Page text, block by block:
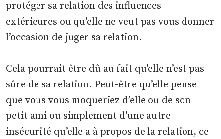
protéger sa relation des influences
extérieures ou qu’elle ne veut pas vous donner
l’occasion de juger sa relation.
Cela pourrait être dû au fait qu’elle n’est pas
sûre de sa relation. Peut-être qu’elle pense
que vous vous moqueriez d’elle ou de son
petit ami ou simplement d’une autre
insécurité qu’elle a à propos de la relation, ce